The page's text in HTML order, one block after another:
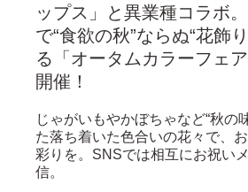
ップス」と異業種コラボ
で“食欲の秋”ならぬ“花飾
る「オータムカラーフェ
開催！
じゃがいもやかぼちゃなど“秋の
た落ち着いた色合いの花々で、
彩りを。SNSでは相互にお祝い
信。